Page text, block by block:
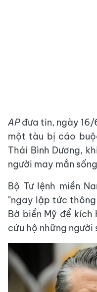
APđưa tin, ngày
một tàu bị cáo
Thái Bình Dương,
người may mắn
Bộ Tư lệnh miền
"ngay lập tức
Bờ biển Mỹ để
cứu hộ những người